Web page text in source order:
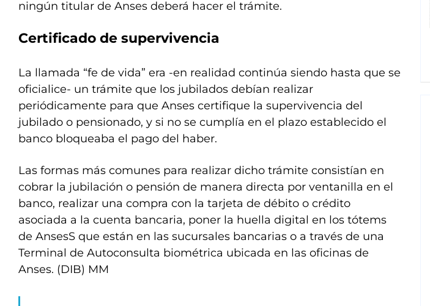
ningún titular de Anses deberá hacer el trámite.
Certificado de supervivencia
La llamada “fe de vida” era -en realidad continúa siendo hasta que se
oficialice- un trámite que los jubilados debían realizar
periódicamente para que Anses certifique la supervivencia del
jubilado o pensionado, y si no se cumplía en el plazo establecido el
banco bloqueaba el pago del haber.
Las formas más comunes para realizar dicho trámite consistían en
cobrar la jubilación o pensión de manera directa por ventanilla en el
banco, realizar una compra con la tarjeta de débito o crédito
asociada a la cuenta bancaria, poner la huella digital en los tótems
de AnsesS que están en las sucursales bancarias o a través de una
Terminal de Autoconsulta biométrica ubicada en las oficinas de
Anses. (DIB) MM